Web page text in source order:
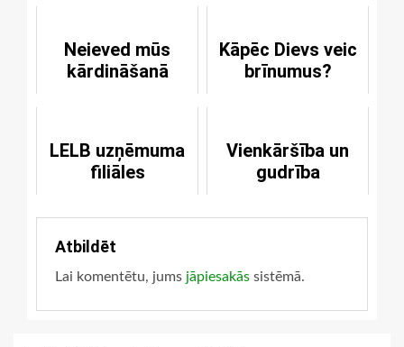
Neieved mūs
kārdināšanā
Kāpēc Dievs veic
brīnumus?
LELB uzņēmuma
filiāles
Vienkāršība un
gudrība
Atbildēt
Lai komentētu, jums jāpiesakās sistēmā.